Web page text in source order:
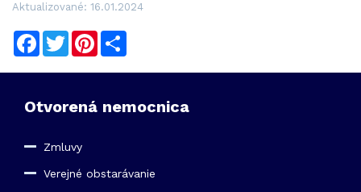
Aktualizované: 16.01.2024
Facebook
TwitterPinterest
Otvorená nemocnica
Zmluvy
Verejné obstarávanie